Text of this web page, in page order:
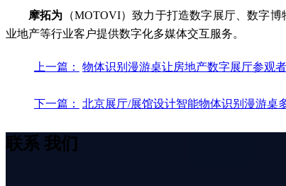
摩拓为 （MOTOVI）致力于打造数字展厅、数字
业地产等行业客户提供数字化多媒体交互服务。
上一篇： 物体识别漫游桌让房地产数字展厅参观
下一篇： 北京展厅/展馆设计智能物体识别漫游桌
联系 我们